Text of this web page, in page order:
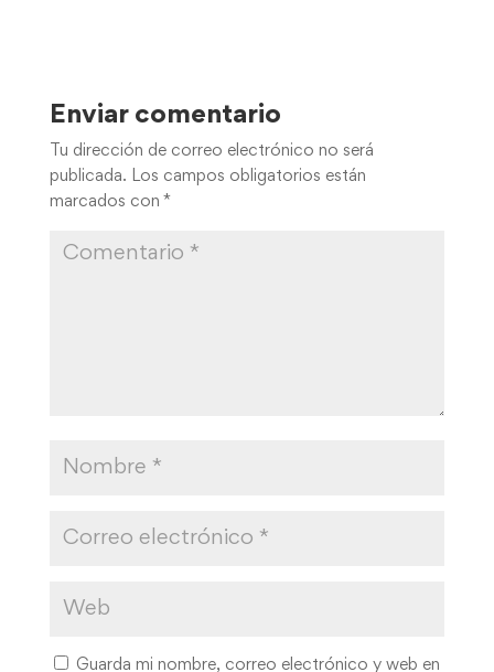
Enviar comentario
Tu dirección de correo electrónico no será
publicada. Los campos obligatorios están
marcados con *
Guarda mi nombre, correo electrónico y web en